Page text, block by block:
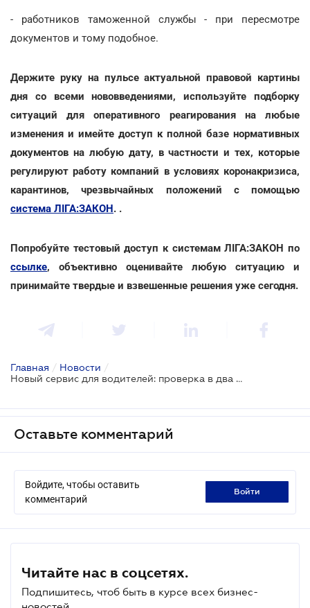
- работников таможенной службы - при пересмотре
документов и тому подобное.
Держите руку на пульсе актуальной правовой картины
дня со всеми нововведениями, используйте подборку
ситуаций для оперативного реагирования на любые
изменения и имейте доступ к полной базе нормативных
документов на любую дату, в частности и тех, которые
регулируют работу компаний в условиях коронакризиса,
карантинов, чрезвычайных положений с помощью
система ЛІГА:ЗАКОН. .
Попробуйте тестовый доступ к системам ЛІГА:ЗАКОН по
ссылке, объективно оценивайте любую ситуацию и
принимайте твердые и взвешенные решения уже сегодня.
Главная / Новости /
Новый сервис для водителей: проверка в два клика
Оставьте комментарий
Войдите, чтобы оставить
комментарий
войти
Читайте нас в соцсетях.
Подпишитесь, чтоб быть в курсе всех бизнес-